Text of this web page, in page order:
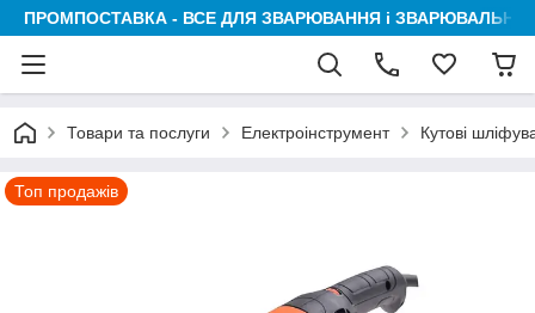
ПРОМПОСТАВКА - ВСЕ ДЛЯ ЗВАРЮВАННЯ і
Товари та послуги Електроінструмент Кутові
Топ продажів